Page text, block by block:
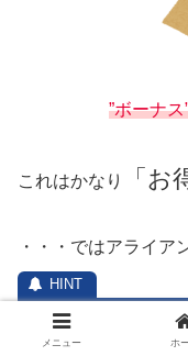
”ボーナ
これはかなり 「お
・・・ではアライア
【ANA国際線特
メニュー ホ